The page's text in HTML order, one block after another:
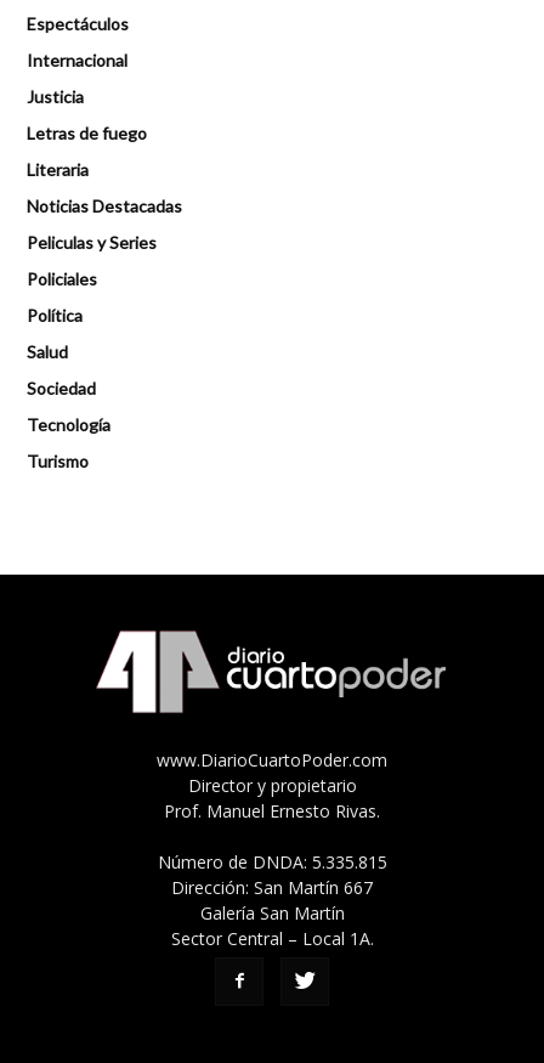
Espectáculos
Internacional
Justicia
Letras de fuego
Literaria
Noticias Destacadas
Peliculas y Series
Policiales
Política
Salud
Sociedad
Tecnología
Turismo
www.DiarioCuartoPoder.com
Director y propietario
Prof. Manuel Ernesto Rivas.
Número de DNDA: 5.335.815
Dirección: San Martín 667
Galería San Martín
Sector Central – Local 1A.